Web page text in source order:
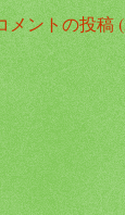
メントの投稿